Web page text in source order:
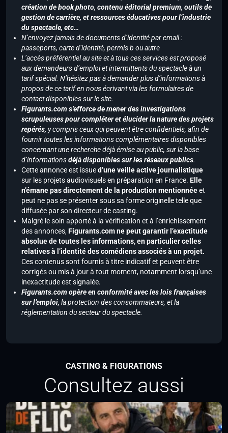
création de book photo, contenu éditorial premium, outils de
gestion de carrière, et ressources éducatives pour l’industrie
du spectacle, etc…
N’envoyez jamais de documents d’identité par email :
passeports, carte d’identité, permis b ou autre
L’accès préférentiel au site et à tous ces services est proposé
aux demandeurs d’emploi et intermittents du spectacle à un
tarif spécial. N’hésitez pas à demander plus d’informations à
propos de ce tarif en nous écrivant via les formulaires de
contact disponibles sur le site.
Figurants.com s’efforce de mener des investigations
scrupuleuses pour compléter et élucider la nature des projets
repérés, y compris ceux qui peuvent être confidentiels, afin de
fournir toutes les informations complémentaires disponibles
concernant une recherche déjà émise au public, sur la base
d’informationsdéjà disponibles sur les réseaux publics.
Cette annonce est issued’une veille active journalistique
sur les projets audiovisuels en préparation en France. Elle
n’émane pas directement de la production mentionnéeet
peut ne pas se présenter sous sa forme originelle telle que
diffusée par son directeur de casting.
Malgré le soin apporté à la vérification et à l’enrichissement
des annonces,Figurants.com ne peut garantir l’exactitude
absolue de toutes les informations, en particulier celles
relatives à l’identité des comédiens associés à un projet.
Ces contenus sont fournis à titre indicatif et peuvent être
corrigés ou mis à jour à tout moment, notamment lorsqu’une
inexactitude est signalée.
Figurants.com opère en conformité avec les lois françaises
sur l’emploi, la protection des consommateurs, et la
réglementation du secteur du spectacle.
CASTING & FIGURATIONS
Consultez aussi